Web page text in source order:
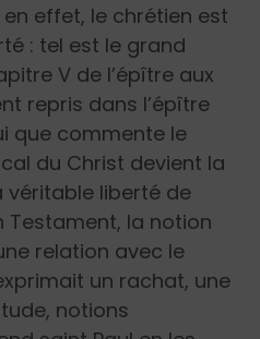
effet, le chrétien est
: tel est le grand
V de l’épître aux
repris dans l’épître
que commente le
du Christ devient la
véritable liberté de
Testament, la notion
relation avec le
un rachat, une
notions